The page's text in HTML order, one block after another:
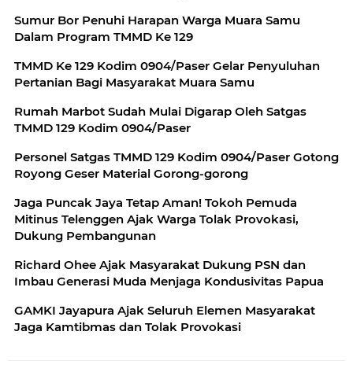
Sumur Bor Penuhi Harapan Warga Muara Samu
Dalam Program TMMD Ke 129
TMMD Ke 129 Kodim 0904/Paser Gelar Penyuluhan
Pertanian Bagi Masyarakat Muara Samu
Rumah Marbot Sudah Mulai Digarap Oleh Satgas
TMMD 129 Kodim 0904/Paser
Personel Satgas TMMD 129 Kodim 0904/Paser Gotong
Royong Geser Material Gorong-gorong
Jaga Puncak Jaya Tetap Aman! Tokoh Pemuda
Mitinus Telenggen Ajak Warga Tolak Provokasi,
Dukung Pembangunan
Richard Ohee Ajak Masyarakat Dukung PSN dan
Imbau Generasi Muda Menjaga Kondusivitas Papua
GAMKI Jayapura Ajak Seluruh Elemen Masyarakat
Jaga Kamtibmas dan Tolak Provokasi